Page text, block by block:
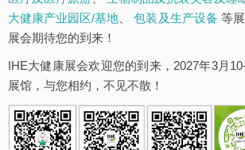
大健康产业园区/基地 、包装及生产设备 等
展会期待您的到来！
IHE大健康展会欢迎您的到来，2027年3月
展馆，与您相约，不见不散！